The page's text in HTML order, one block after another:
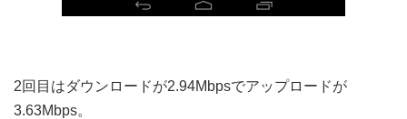
2回目はダウンロードが2.94Mbpsでアップロードが
3.63Mbps。